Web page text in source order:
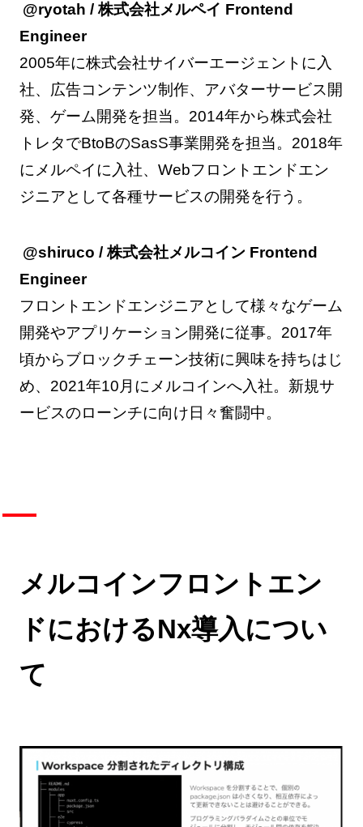
@ryotah / 株式会社メルペイ Frontend
Engineer
2005年に株式会社サイバーエージェントに入
社、広告コンテンツ制作、アバターサービス開
発、ゲーム開発を担当。2014年から株式会社
トレタでBtoBのSasS事業開発を担当。2018年
にメルペイに入社、Webフロントエンドエン
ジニアとして各種サービスの開発を行う。
@shiruco / 株式会社メルコイン Frontend
Engineer
フロントエンドエンジニアとして様々なゲーム
開発やアプリケーション開発に従事。2017年
頃からブロックチェーン技術に興味を持ちはじ
め、2021年10月にメルコインへ入社。新規サ
ービスのローンチに向け日々奮闘中。
メルコインフロントエン
ドにおけるNx導入につい
て